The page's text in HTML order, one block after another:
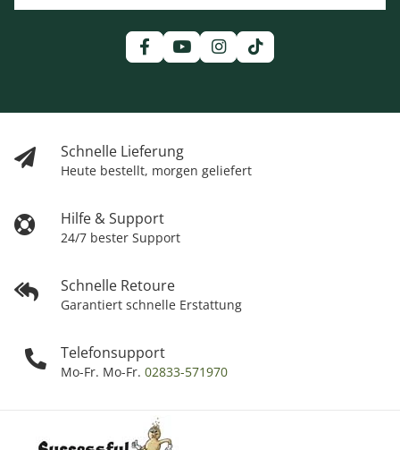
Schnelle Lieferung
Heute bestellt, morgen geliefert
Hilfe & Support
24/7 bester Support
Schnelle Retoure
Garantiert schnelle Erstattung
Telefonsupport
Mo-Fr. Mo-Fr. 02833-571970